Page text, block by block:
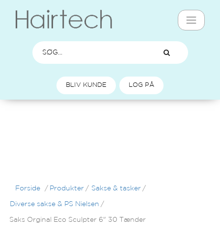
BLIV KUNDE LOG PÅ
Forside / Produkter / Sakse & tasker /
Diverse sakse & PS Nielsen /
Saks Orginal Eco Sculpter 6" 30 Tænder